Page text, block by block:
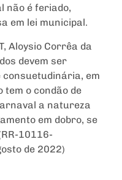
não é feriado,
em lei municipal.
Aloysio Corrêa da
devem ser
consuetudinária, em
tem o condão de
a natureza
em dobro, se
10116-
de 2022)